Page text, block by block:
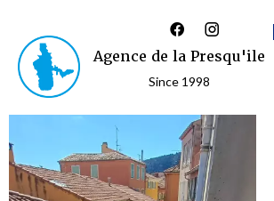
Agence de la Presqu'ile
Since 1998